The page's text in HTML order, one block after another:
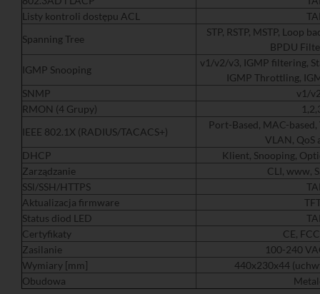
Listy kontroli dostępu ACL
Spanning Tree
STP, RSTP, MSTP, Loop
BPDU
IGMP Snooping
v1/v2/v3, IGMP filtering,
IGMP Throttling,
SNMP
v1/
RMON (4 Grupy)
IEEE 802.1X (RADIUS/TACACS+)
Port-Based, MAC-
VLAN, QoS
DHCP
Klient, Snooping,
Zarządzanie
CLI, www,
SSl/SSH/HTTPS
Aktualizacja firmware
Status diod LED
Certyfikaty
CE,
Zasilanie
100-240
Wymiary [mm]
440x230x44
Obudowa